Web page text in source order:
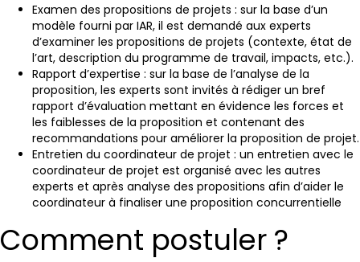
Examen des propositions de projets : sur la base d’un
modèle fourni par IAR, il est demandé aux experts
d’examiner les propositions de projets (contexte, état de
l’art, description du programme de travail, impacts, etc.).
Rapport d’expertise : sur la base de l’analyse de la
proposition, les experts sont invités à rédiger un bref
rapport d’évaluation mettant en évidence les forces et
les faiblesses de la proposition et contenant des
recommandations pour améliorer la proposition de projet.
Entretien du coordinateur de projet : un entretien avec le
coordinateur de projet est organisé avec les autres
experts et après analyse des propositions afin d’aider le
coordinateur à finaliser une proposition concurrentielle
Comment postuler ?